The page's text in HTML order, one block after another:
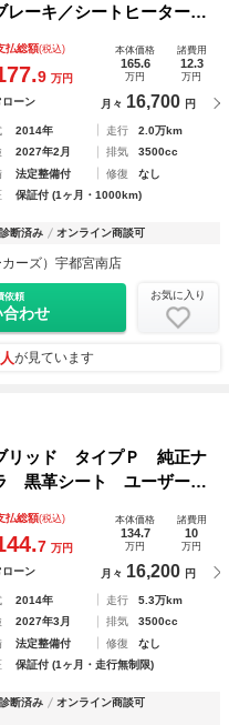
ーキ／シートヒーター／
防止支援システム／シー
／ヘッドランプ ＬＥＤ
払総額(税込)
9 万円
本体価格
165.6
万円
諸費用
12.3
万円
ローン 月々 16,700 円
2014年 走行
2.0万km
2027年2月 排気
3500cc
法定整備付 修復
なし
保証付 (1ヶ月・1000km)
断済み オンライン商談可
ーズ）宇都宮南店
依頼
わせ
お気に入り
が見ています
リッド タイプＰ 純正ナ
黒革シート ユーザー買
ー 運転席シートメモリー
ｏｏｔｈ クルーズコン
払総額(税込)
7 万円
本体価格
134.7
万円
諸費用
10
万円
ローン 月々 16,200 円
2014年 走行
5.3万km
2027年3月 排気
3500cc
法定整備付 修復
なし
保証付 (1ヶ月・走行無制限)
断済み
オンライン商談可